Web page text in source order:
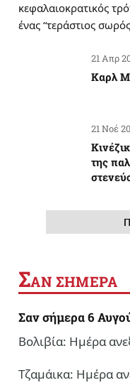
κεφαλαιοκρατικός
ένας “τεράστιος
21 Απρ
Καρλ
21 Νοέ
της
ΣΑΝ ΣΗΜΕΡΑ
Σαν σήμερα 6
Βολιβία: Ημέρα
Τζαμάικα: Ημέρα